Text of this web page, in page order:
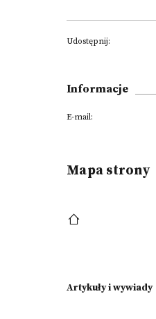
Udostępnij:
Informacje
E-mail:
Mapa strony
Artykuły i wywiady